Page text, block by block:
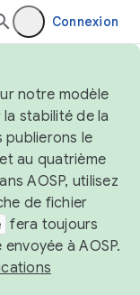
Connexion
notre modèle
stabilité de la
publierons le
au quatrième
AOSP, utilisez
de fichier
fera toujours
à AOSP.